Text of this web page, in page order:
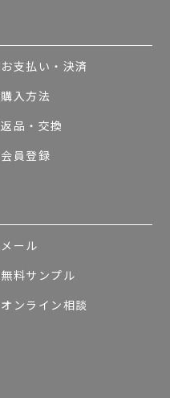
お支払い・決済
購入方法
返品・交換
会員登録
メール
無料サンプル
オンライン相談